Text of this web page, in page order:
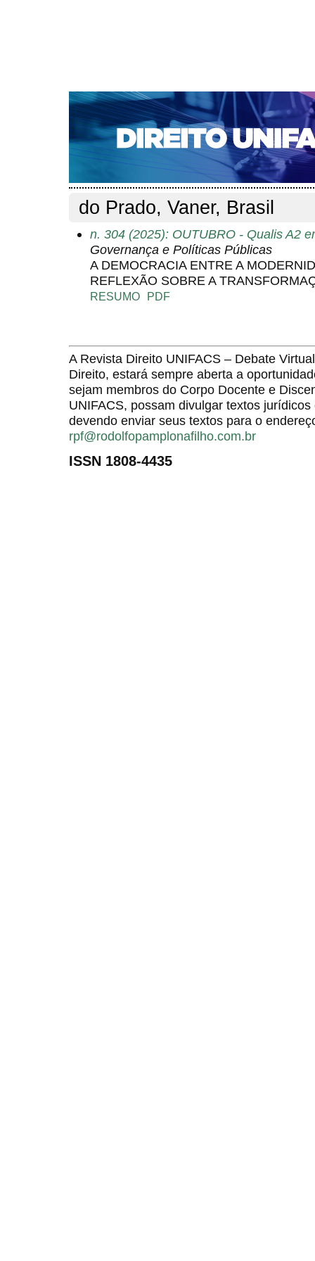
CAPA SOBRE ACESSO CADASTRO
NOTÍCIAS
EDIÇÕES DE Nº 1 A 100 WEBMAIL
Capa>Pesquisa> Perfil do autor
Perfil do autor
do Prado, Vaner, Brasil
n. 304 (2025): OUTUBRO - Qualis A2
Governança e Políticas Públicas
A DEMOCRACIA ENTRE A
REFLEXÃO SOBRE A
RESUMO PDF
A Revista Direito UNIFACS – Debate
Direito, estará sempre aberta a
sejam membros do Corpo Docente e
UNIFACS, possam divulgar textos
devendo enviar seus textos para o
rpf@rodolfopamplonafilho.com.br
ISSN 1808-4435